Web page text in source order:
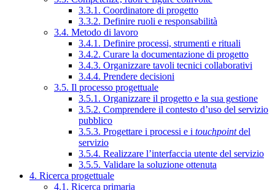
3.3.1. Coordinatore di progetto
3.3.2. Definire ruoli e responsabilità
3.4. Metodo di lavoro
3.4.1. Definire processi, strumenti e rituali
3.4.2. Curare la documentazione di progetto
3.4.3. Organizzare tavoli tecnici collaborativi
3.4.4. Prendere decisioni
3.5. Il processo progettuale
3.5.1. Organizzare il progetto e la sua gestione
3.5.2. Comprendere il contesto d’uso del servizio
pubblico
3.5.3. Progettare i processi e i touchpointdel
servizio
3.5.4. Realizzare l’interfaccia utente del servizio
3.5.5. Validare la soluzione ottenuta
4. Ricerca progettuale
4.1. Ricerca primaria